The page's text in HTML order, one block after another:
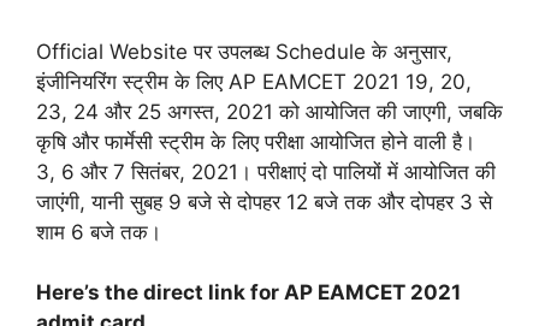
Official Website पर उपलब्ध Schedule के अनुसार,
इंजीनियरिंग स्ट्रीम के लिए AP EAMCET 2021 19, 20,
23, 24 और 25 अगस्त, 2021 को आयोजित की जाएगी, जबकि
कृषि और फार्मेसी स्ट्रीम के लिए परीक्षा आयोजित होने वाली है।
3, 6 और 7 सितंबर, 2021। परीक्षाएं दो पालियों में आयोजित की
जाएंगी, यानी सुबह 9 बजे से दोपहर 12 बजे तक और दोपहर 3 से
शाम 6 बजे तक।
Here’s the direct link for AP EAMCET 2021